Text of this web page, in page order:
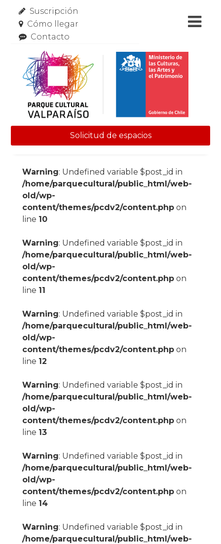
Suscripción
Cómo llegar
Contacto
Solicitud de espacios
Warning: Undefined variable $post_id in
/home/parquecultural/public_html/web-
old/wp-
content/themes/pcdv2/content.phpon
line 10
Warning: Undefined variable $post_id in
/home/parquecultural/public_html/web-
old/wp-
content/themes/pcdv2/content.phpon
line 11
Warning: Undefined variable $post_id in
/home/parquecultural/public_html/web-
old/wp-
content/themes/pcdv2/content.phpon
line 12
Warning: Undefined variable $post_id in
/home/parquecultural/public_html/web-
old/wp-
content/themes/pcdv2/content.phpon
line 13
Warning: Undefined variable $post_id in
/home/parquecultural/public_html/web-
old/wp-
content/themes/pcdv2/content.phpon
line 14
Warning: Undefined variable $post_id in
/home/parquecultural/public_html/web-